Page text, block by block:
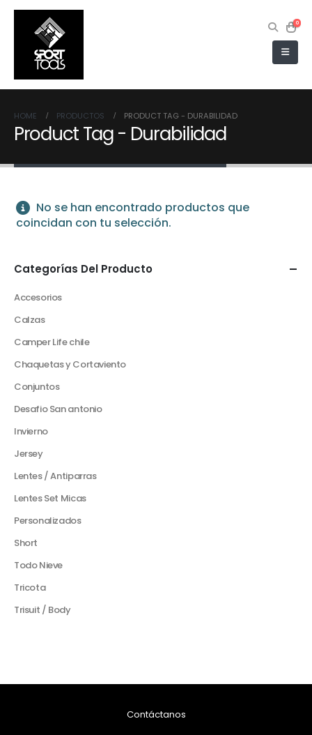
0
HOME PRODUCTOS PRODUCT TAG - DURABILIDAD
Product Tag - Durabilidad
No se han encontrado productos que
coincidan con tu selección.
Categorías Del Producto
Accesorios
Calzas
Camper Life chile
Chaquetas y Cortaviento
Conjuntos
Desafio San antonio
Invierno
Jersey
Lentes / Antiparras
Lentes Set Micas
Personalizados
Short
Todo Nieve
Tricota
Trisuit / Body
Contáctanos